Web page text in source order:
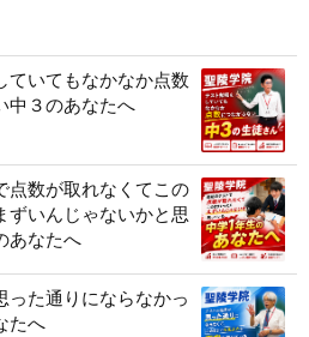
ていてもなかなか点数
中３のあなたへ
点数が取れなくてこの
ずいんじゃないかと思
あなたへ
った通りにならなかっ
たへ